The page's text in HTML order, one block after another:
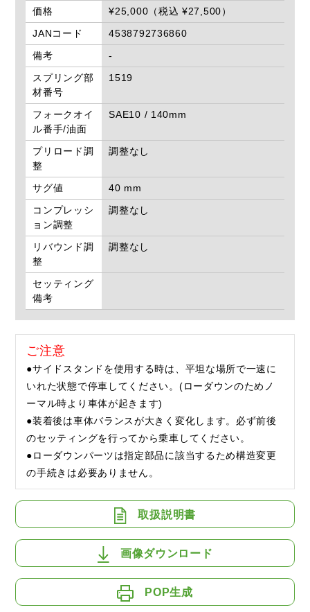
価格
¥25,000（税込 ¥27,500）
JANコード
4538792736860
備考
-
スプリング部
材番号
1519
フォークオイ
ル番手/油面
SAE10 / 140mm
プリロード調
整
調整なし
サグ値
40 mm
コンプレッシ
ョン調整
調整なし
リバウンド調
整
調整なし
セッティング
備考
ご注意
●サイドスタンドを使用する時は、平坦な場所で一速に
いれた状態で停車してください。(ローダウンのためノ
ーマル時より車体が起きます)
●装着後は車体バランスが大きく変化します。必ず前後
のセッティングを行ってから乗車してください。
●ローダウンパーツは指定部品に該当するため構造変更
の手続きは必要ありません。
取扱説明書
画像ダウンロード
POP生成